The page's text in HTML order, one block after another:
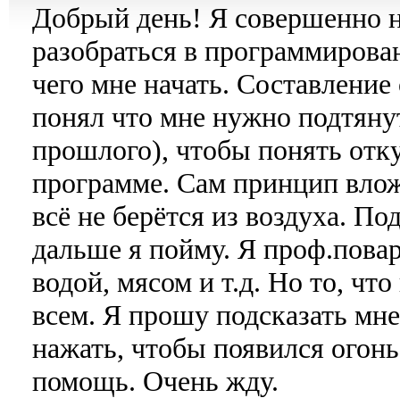
Добрый день! Я совершенно
разобраться в
чего мне начать.
понял что мне нужно
прошлого), чтобы понять
программе. Сам принцип
всё не берётся из воздуха.
дальше я пойму. Я
водой, мясом и т.д. Но то,
всем. Я прошу подсказать
нажать, чтобы появился
помощь. Очень жду.